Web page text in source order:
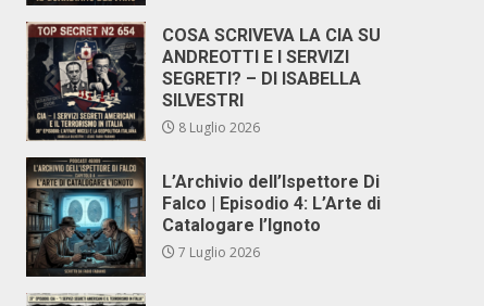
COSA SCRIVEVA LA CIA SU
ANDREOTTI E I SERVIZI
SEGRETI? – DI ISABELLA
SILVESTRI
8 Luglio 2026
L’Archivio dell’Ispettore Di
Falco | Episodio 4: L’Arte di
Catalogare l’Ignoto
7 Luglio 2026